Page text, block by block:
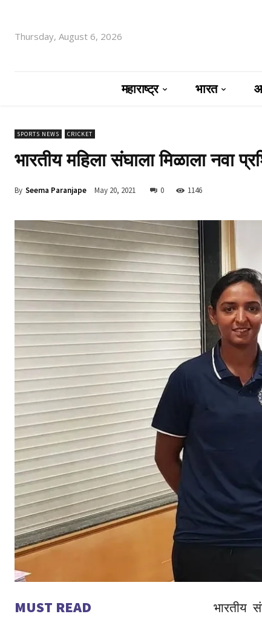
Thursday, August 6, 2026
महाराष्ट्र भारत
SPORTS NEWS CRICKET
भारतीय महिला संघाला मिळाला नवा
By Seema Paranjape May 20, 2021 0 1146
MUST READ
भारतीय